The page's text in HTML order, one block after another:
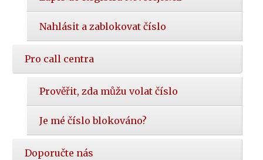
Nahlásit a zablokovat číslo
Pro call centra
Prověřit, zda můžu volat číslo
Je mé číslo blokováno?
Doporučte nás